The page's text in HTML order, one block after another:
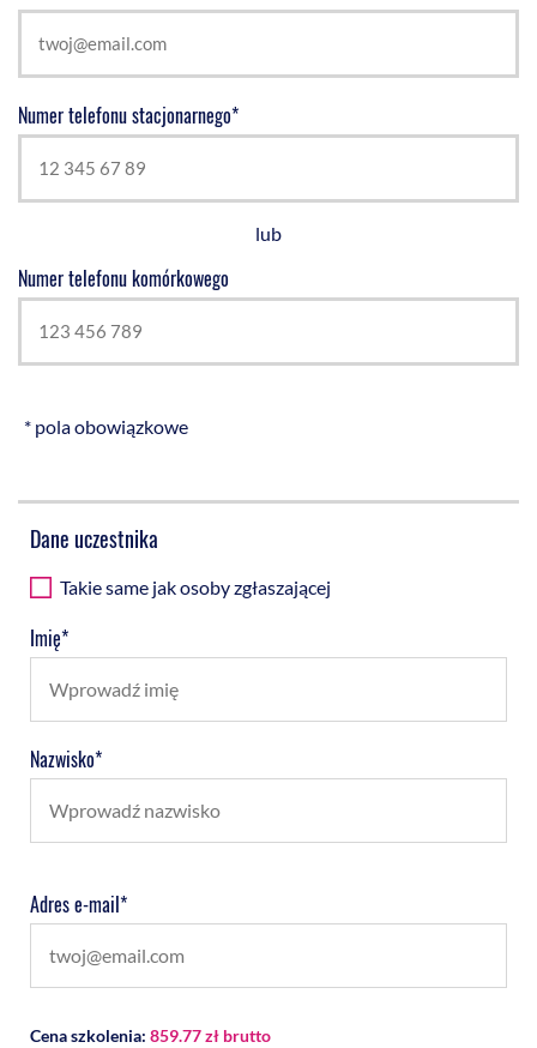
Numer telefonu stacjonarnego*
lub
Numer telefonu komórkowego
* pola obowiązkowe
Dane uczestnika
Takie same jak osoby zgłaszającej
Imię*
Nazwisko*
Adres e-mail*
Cena szkolenia: 859.77 zł brutto